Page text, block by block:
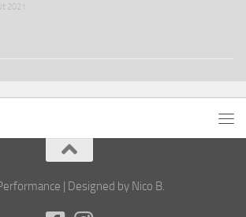
2021
| Designed by Nico B.